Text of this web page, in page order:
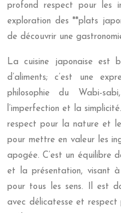
profond respect pour les
exploration des **plats
de découvrir une
La cuisine japonaise est
d’aliments; c’est une
philosophie du Wabi-
l’imperfection et la
respect pour la nature et
pour mettre en valeur les
apogée. C’est un équilibre
et la présentation, visant à
pour tous les sens. Il est
avec délicatesse et respect